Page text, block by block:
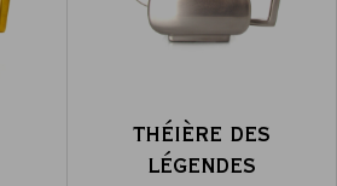
THÉIÈRE DES
LÉGENDES